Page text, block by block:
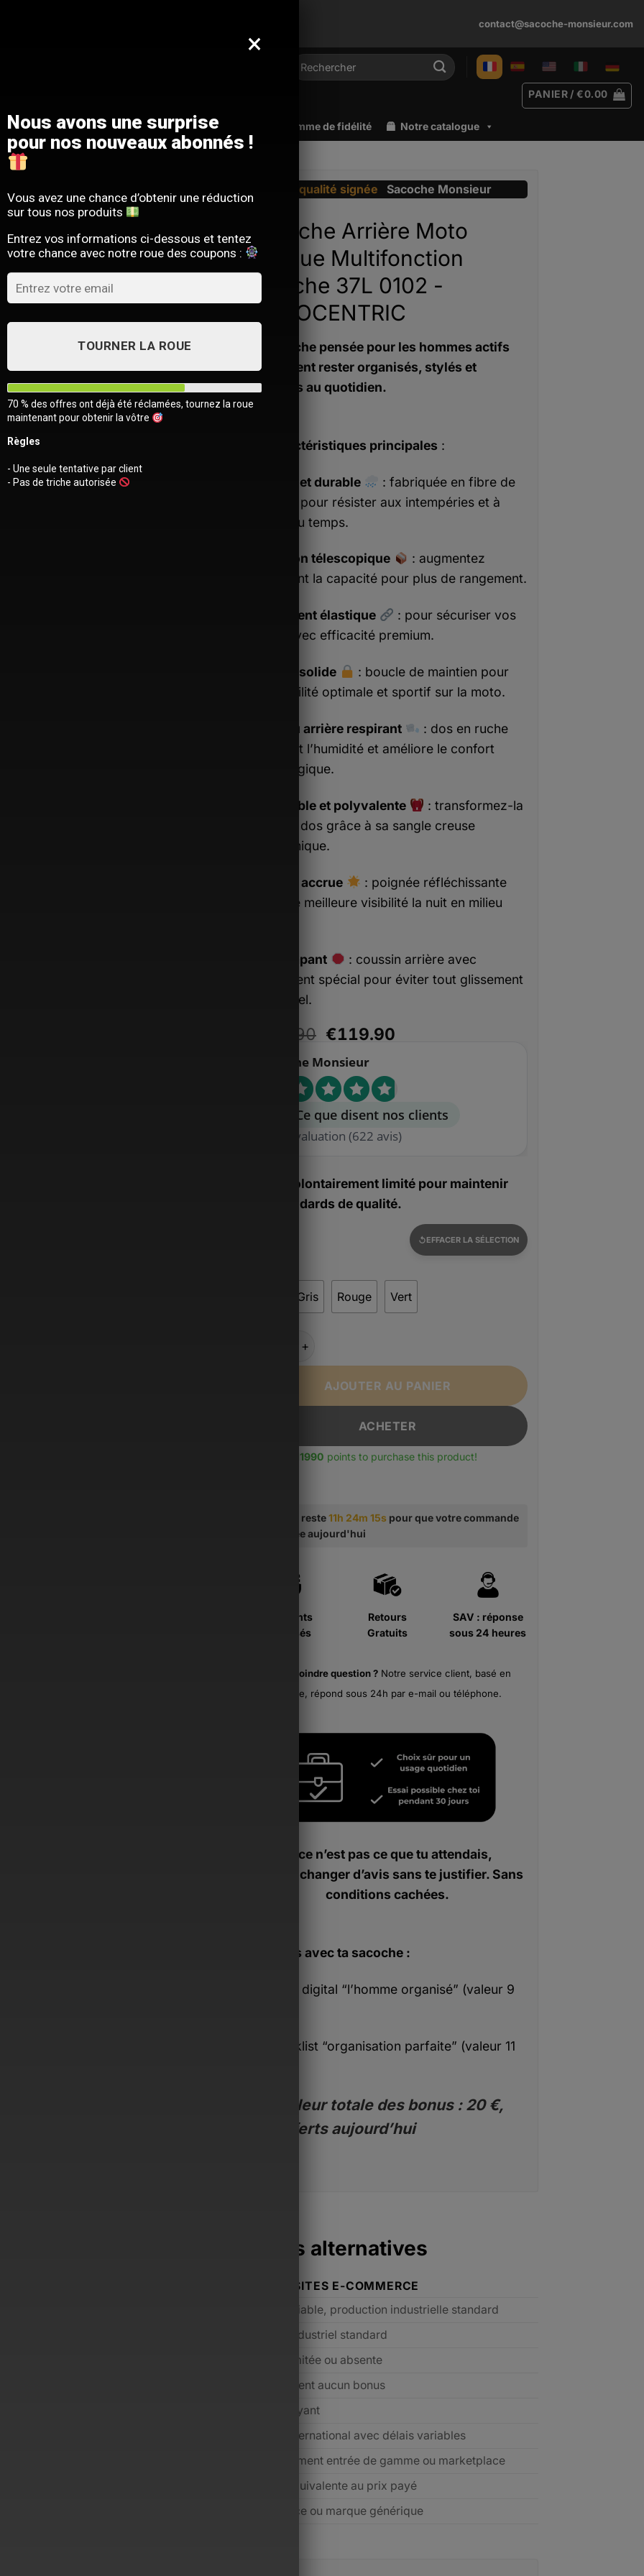
contact@sacoche-monsieur.com
Recherche
PANIER / €0.00
Qui sommes-nous ? FAQ Contact Programme de fidélité Notre catalogue
La qualité signée Sacoche Monsieur
Sacoche Arrière Moto
Casque Multifonction
Étanche 37L 0102 -
MOTOCENTRIC
La sacoche pensée pour les hommes actifs
qui veulent rester organisés, stylés et
efficaces au quotidien.
Caractéristiques principales :
Étanche et durable
: fabriquée en fibre de
carbone pour résister aux intempéries et à
l’usure du temps.
Extension télescopique
: augmentez
facilement la capacité pour plus de rangement.
Rangement élastique
: pour sécuriser vos
objets avec efficacité premium.
Fixation solide
: boucle de maintien pour
une stabilité optimale et sportif sur la moto.
Panneau arrière respirant
: dos en ruche
qui réduit l’humidité et améliore le confort
physiologique.
Détachable et polyvalente
: transformez-la
en sac à dos grâce à sa sangle creuse
ergonomique.
Sécurité accrue
: poignée réfléchissante
pour une meilleure visibilité la nuit en milieu
Antidérapant
: coussin arrière avec
revêtement spécial pour éviter tout glissement
accidentel.
190.90 Le
initial
était :
€190.90.
€119.90Le
est :
€119.90.
Sacoche Monsieur
Ce que disent nos clients
4.89 évaluation (622 avis)
Stock volontairement limité pour maintenir
nos standards de qualité.
Gris Rouge Vert
EFFACER LA SÉLECTION
AJOUTER AU PANIER
ACHETER
11990 points to purchase this product!
Il vous reste11h 24m 14spour que votre commande
soit traitée aujourd'hui
Paiements
Sécurisés
Retours
Gratuits
SAV : réponse
sous 24 heures
La moindrequestion ?Notre service client, basé en
France, répond sous 24h par e-mail ou téléphone.
Si ce n’est pas ce que tu attendais,
tu peux changer d’avis sans te justifier. Sans
conditions cachées.
Inclus avec ta sacoche :
Guide digital “l’homme organisé” (valeur 9
Checklist “organisation parfaite” (valeur 11
Valeur totale des bonus : 20 €,
offerts aujourd’hui
Monsieur surpasse les alternatives
AUTRES SITES E-COMMERCE
Qualité variable, production industrielle standard
Contrôle industriel standard
Souvent limitée ou absente
Généralement aucun bonus
Rare ou payant
Support international avec délais variables
Majoritairement entrée de gamme ou marketplace
Souvent équivalente au prix payé
Marketplace ou marque générique
×
Nous avons une surprise
pour nos nouveaux abonnés !
Vous avez une chance d’obtenir une réduction
sur tous nos produits
Entrez vos informations ci-dessous et tentez
votre chance avec notre roue des coupons :
TOURNER LA ROUE
70 % des offres ont déjà été réclamées, tournez la roue
maintenant pour obtenir la vôtre
Règles
- Une seule tentative par client
- Pas de triche autorisée